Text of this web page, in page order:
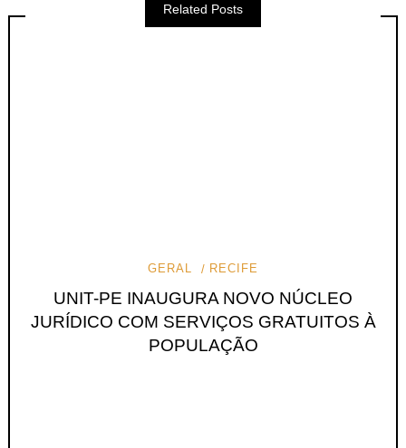
Related Posts
GERAL RECIFE
UNIT-PE INAUGURA NOVO NÚCLEO
JURÍDICO COM SERVIÇOS GRATUITOS À
POPULAÇÃO